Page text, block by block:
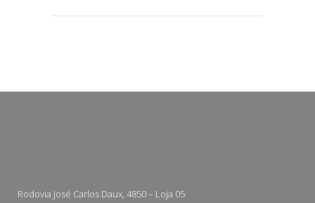
Rodovia José Carlos Daux, 4850 – Loja 05